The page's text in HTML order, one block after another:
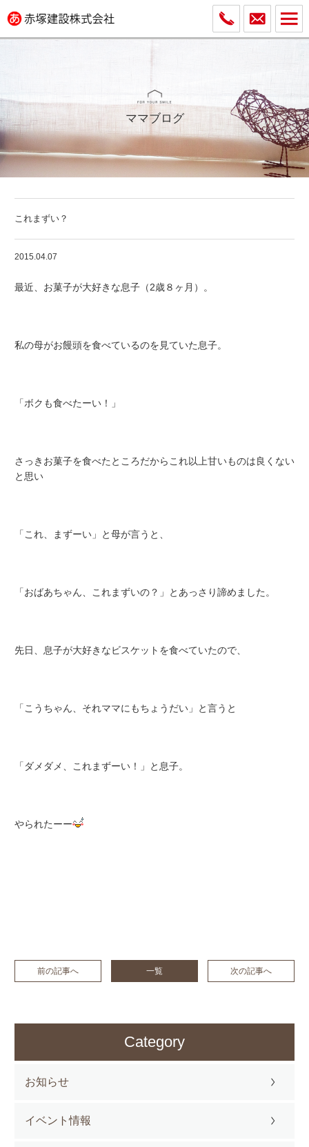
ママブログ
これまずい？
2015.04.07
最近、お菓子が大好きな息子（2歳８ヶ月）。
私の母がお饅頭を食べているのを見ていた息子。
「ボクも食べたーい！」
さっきお菓子を食べたところだからこれ以上甘いものは良くない
と思い
「これ、まずーい」と母が言うと、
「おばあちゃん、これまずいの？」とあっさり諦めました。
先日、息子が大好きなビスケットを食べていたので、
「こうちゃん、それママにもちょうだい」と言うと
「ダメダメ、これまずーい！」と息子。
やられたーー
前の記事へ 一覧 次の記事へ
Category
お知らせ
イベント情報